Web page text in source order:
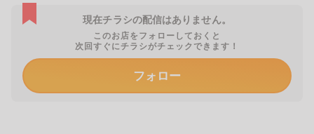
現在チラシの配信はありません。
このお店をフォローしておくと
次回すぐにチラシがチェックできます！
フォロー